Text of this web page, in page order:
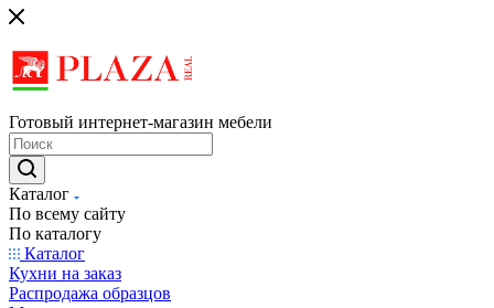
Готовый интернет-магазин мебели
Каталог
По всему сайту
По каталогу
Каталог
Кухни на заказ
Распродажа образцов